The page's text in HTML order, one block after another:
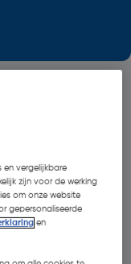
en vergelijkbare
zijn voor de werking
om onze website
gepersonaliseerde
en